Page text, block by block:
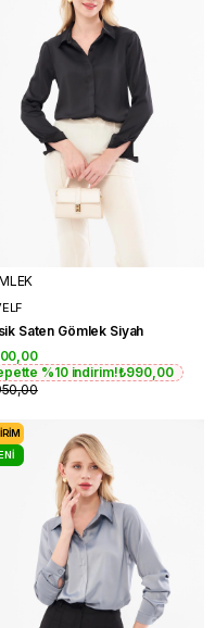
Saten Gömlek Siyah
%10 indirim!₺990,00